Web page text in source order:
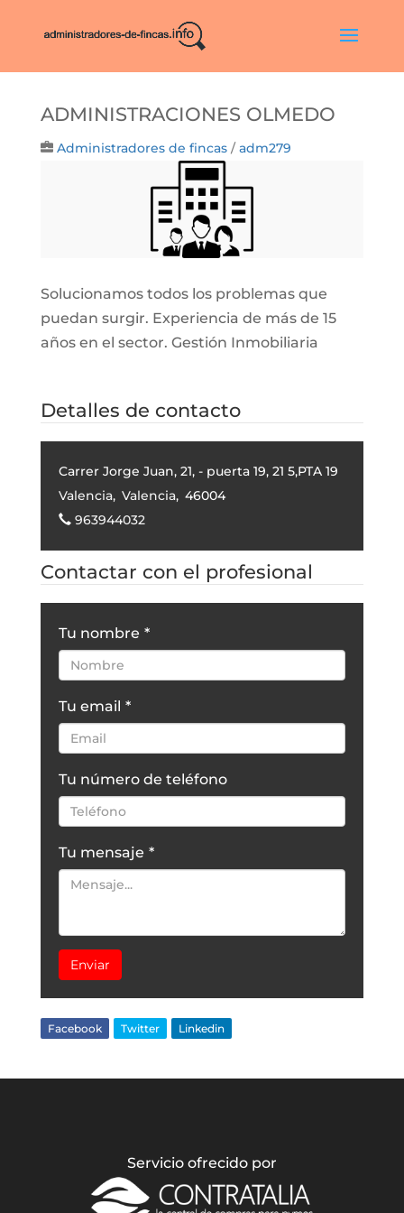
Administraciones Olmedo
Administradores de fincas/ adm279
Solucionamos todos los problemas que
puedan surgir. Experiencia de más de 15
años en el sector. Gestión Inmobiliaria
Detalles de contacto
Carrer Jorge Juan, 21, - puerta 19, 21 5,PTA 19
Valencia, Valencia, 46004
963944032
Contactar con el profesional
Tu nombre *
Tu email *
Tu número de teléfono
Tu mensaje *
Enviar
Facebook Twitter Linkedin
Servicio ofrecido por